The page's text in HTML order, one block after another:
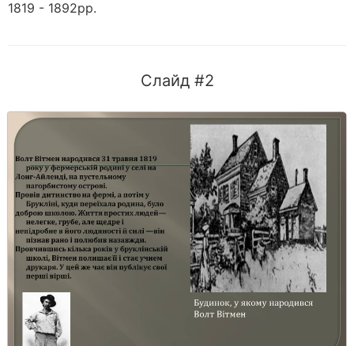
1819 - 1892рр.
Слайд #2